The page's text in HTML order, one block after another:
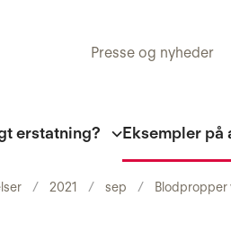
Presse og nyheder
erstatning? Eksempler på
2021 sep Blodpropper